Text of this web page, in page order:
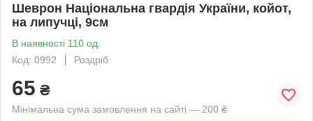
Шеврон Національна гвардія України, койот,
на липучці, 9см
В наявності 110 од.
Код: 0992
Роздріб
65 ₴
Мінімальна сума замовлення на сайті — 200 ₴